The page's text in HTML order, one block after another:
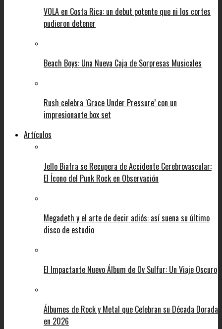
VOLA en Costa Rica: un debut potente que ni los cortes
pudieron detener
Beach Boys: Una Nueva Caja de Sorpresas Musicales
Rush celebra ‘Grace Under Pressure’ con un
impresionante box set
Artículos
Jello Biafra se Recupera de Accidente Cerebrovascular:
El Ícono del Punk Rock en Observación
Megadeth y el arte de decir adiós: así suena su último
disco de estudio
El Impactante Nuevo Álbum de Ov Sulfur: Un Viaje Oscuro
Álbumes de Rock y Metal que Celebran su Década Dorada
en 2026